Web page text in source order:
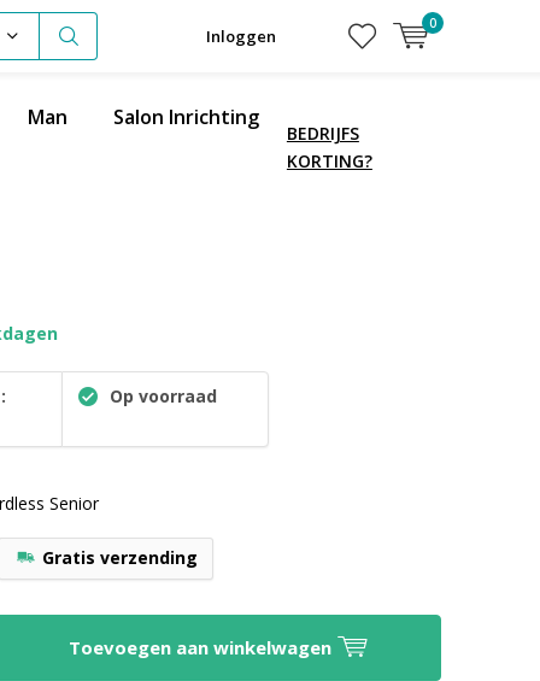
Inloggen
0
Man Salon Inrichting
BEDRIJFS
KORTING?
Op voorraad
Senior
Gratis verzending
Toevoegen aan winkelwagen